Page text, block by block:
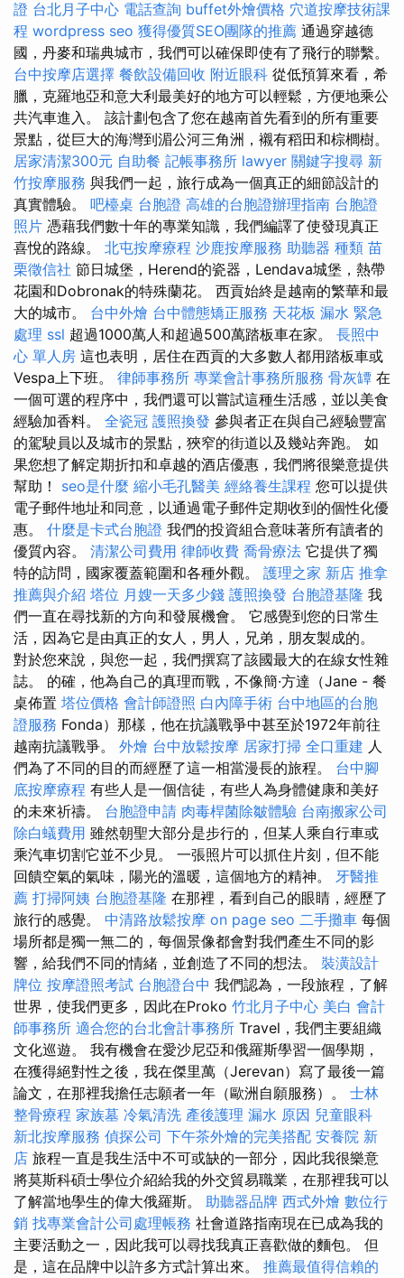
證 台北月子中心 電話查詢 buffet外燴價格 穴道按摩技術課
程 wordpress seo 獲得優質SEO團隊的推薦 通過穿越德
國，丹麥和瑞典城市，我們可以確保即使有了飛行的聯繫。
台中按摩店選擇 餐飲設備回收 附近眼科 從低預算來看，希
臘，克羅地亞和意大利最美好的地方可以輕鬆，方便地乘公
共汽車進入。 該計劃包含了您在越南首先看到的所有重要
景點，從巨大的海灣到湄公河三角洲，襯有稻田和棕櫚樹。
居家清潔300元 自助餐 記帳事務所 lawyer 關鍵字搜尋 新
竹按摩服務 與我們一起，旅行成為一個真正的細節設計的
真實體驗。 吧檯桌 台胞證 高雄的台胞證辦理指南 台胞證
照片 憑藉我們數十年的專業知識，我們編譯了使發現真正
喜悅的路線。 北屯按摩療程 沙鹿按摩服務 助聽器 種類 苗
栗徵信社 節日城堡，Herend的瓷器，Lendava城堡，熱帶
花園和Dobronak的特殊蘭花。 西貢始終是越南的繁華和最
大的城市。 台中外燴 台中體態矯正服務 天花板 漏水 緊急
處理 ssl 超過1000萬人和超過500萬踏板車在家。 長照中
心 單人房 這也表明，居住在西貢的大多數人都用踏板車或
Vespa上下班。 律師事務所 專業會計事務所服務 骨灰罈 在
一個可選的程序中，我們還可以嘗試這種生活感，並以美食
經驗加香料。 全瓷冠 護照換發 參與者正在與自己經驗豐富
的駕駛員以及城市的景點，狹窄的街道以及幾站奔跑。 如
果您想了解定期折扣和卓越的酒店優惠，我們將很樂意提供
幫助！ seo是什麼 縮小毛孔醫美 經絡養生課程 您可以提供
電子郵件地址和同意，以通過電子郵件定期收到的個性化優
惠。 什麼是卡式台胞證 我們的投資組合意味著所有讀者的
優質內容。 清潔公司費用 律師收費 喬骨療法 它提供了獨
特的訪問，國家覆蓋範圍和各種外觀。 護理之家 新店 推拿
推薦與介紹 塔位 月嫂一天多少錢 護照換發 台胞證基隆 我
們一直在尋找新的方向和發展機會。 它感覺到您的日常生
活，因為它是由真正的女人，男人，兄弟，朋友製成的。
對於您來說，與您一起，我們撰寫了該國最大的在線女性雜
誌。 的確，他為自己的真理而戰，不像簡·方達（Jane - 餐
桌佈置 塔位價格 會計師證照 白內障手術 台中地區的台胞
證服務 Fonda）那樣，他在抗議戰爭中甚至於1972年前往
越南抗議戰爭。 外燴 台中放鬆按摩 居家打掃 全口重建 人
們為了不同的目的而經歷了這一相當漫長的旅程。 台中腳
底按摩療程 有些人是一個信徒，有些人為身體健康和美好
的未來祈禱。 台胞證申請 肉毒桿菌除皺體驗 台南搬家公司
除白蟻費用 雖然朝聖大部分是步行的，但某人乘自行車或
乘汽車切割它並不少見。 一張照片可以抓住片刻，但不能
回饋空氣的氣味，陽光的溫暖，這個地方的精神。 牙醫推
薦 打掃阿姨 台胞證基隆 在那裡，看到自己的眼睛，經歷了
旅行的感覺。 中清路放鬆按摩 on page seo 二手攤車 每個
場所都是獨一無二的，每個景像都會對我們產生不同的影
響，給我們不同的情緒，並創造了不同的想法。 裝潢設計
牌位 按摩證照考試 台胞證台中 我們認為，一段旅程，了解
世界，使我們更多，因此在Proko 竹北月子中心 美白 會計
師事務所 適合您的台北會計事務所 Travel，我們主要組織
文化巡遊。 我有機會在愛沙尼亞和俄羅斯學習一個學期，
在獲得絕對性之後，我在傑里萬（Jerevan）寫了最後一篇
論文，在那裡我擔任志願者一年（歐洲自願服務）。 士林
整骨療程 家族墓 冷氣清洗 產後護理 漏水 原因 兒童眼科
新北按摩服務 偵探公司 下午茶外燴的完美搭配 安養院 新
店 旅程一直是我生活中不可或缺的一部分，因此我很樂意
將莫斯科碩士學位介紹給我的外交貿易職業，在那裡我可以
了解當地學生的偉大俄羅斯。 助聽器品牌 西式外燴 數位行
銷 找專業會計公司處理帳務 社會道路指南現在已成為我的
主要活動之一，因此我可以尋找我真正喜歡做的麵包。 但
是，這在品牌中以許多方式計算出來。 推薦最值得信賴的